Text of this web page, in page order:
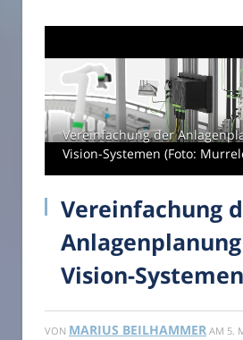
Vereinfachung der
Vision-Systemen (Foto:
Vereinfachung
Vision-Systemen
VON MARIUS BEILHAMMER AM 5.